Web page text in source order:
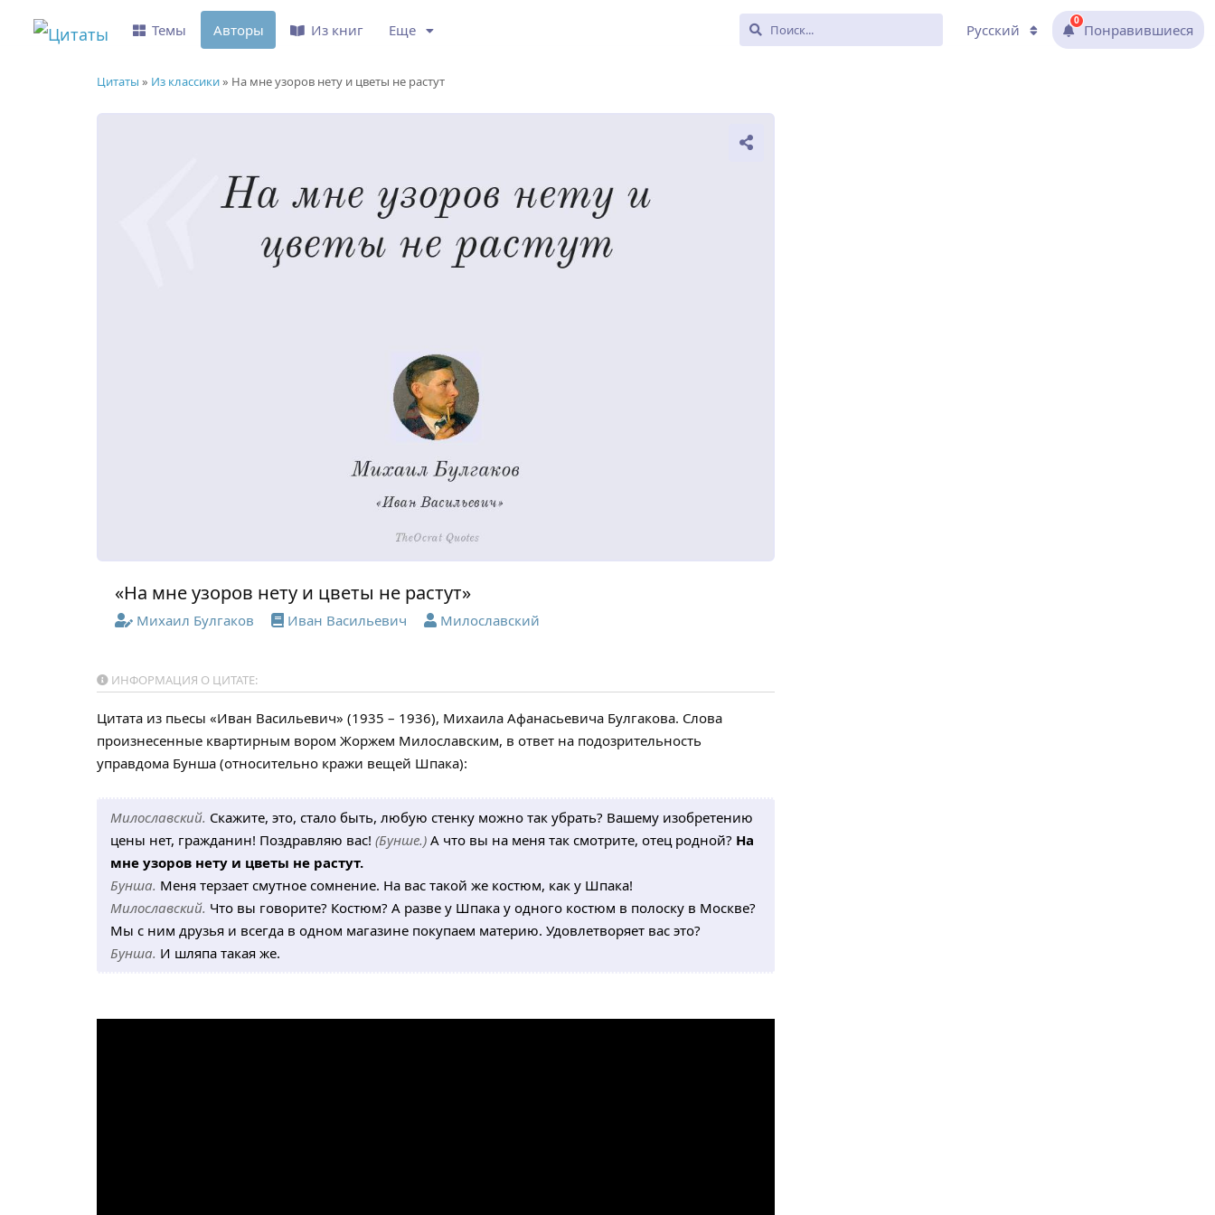
Цитаты » Из классики» На мне узоров нету и цветы не растут
«На мне узоров нету и цветы не растут»
Михаил Булгаков Иван Васильевич Милославский
ИНФОРМАЦИЯ О ЦИТАТЕ:
Цитата из пьесы «Иван Васильевич» (1935 – 1936), Михаила Афанасьевича Булгакова. Слова
произнесенные квартирным вором Жоржем Милославским, в ответ на подозрительность
управдома Бунша (относительно кражи вещей Шпака):
Милославский. Скажите, это, стало быть, любую стенку можно так убрать? Вашему изобретению
цены нет, гражданин! Поздравляю вас! (Бунше.) А что вы на меня так смотрите, отец родной? На
мне узоров нету и цветы не растут.
Бунша. Меня терзает смутное сомнение. На вас такой же костюм, как у Шпака!
Милославский. Что вы говорите? Костюм? А разве у Шпака у одного костюм в полоску в Москве?
Мы с ним друзья и всегда в одном магазине покупаем материю. Удовлетворяет вас это?
Бунша. И шляпа такая же.
Темы Авторы Из книг Еще Русский
0
Понравившиеся